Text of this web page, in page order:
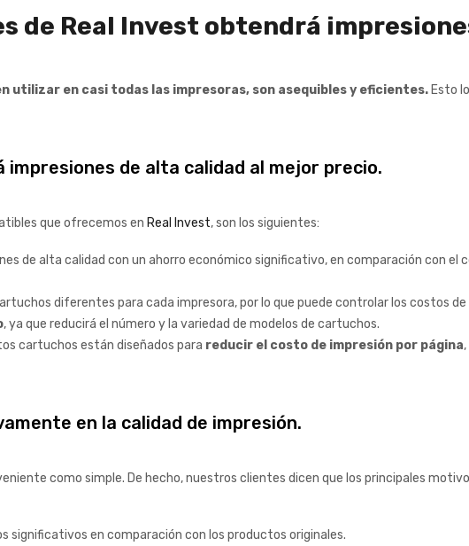
de Real Invest obtendrá
utilizar en casi todas las impresoras, son asequibles y eficientes. Esto
de alta calidad al mejor precio.
que ofrecemos en Real Invest, son los siguientes:
de alta calidad con un ahorro económico significativo, en comparación con el
diferentes para cada impresora, por lo que puede controlar los costos
, ya que reducirá el número y la variedad de modelos de cartuchos.
cartuchos están diseñados para reducir el costo de impresión por página
en la calidad de impresión.
como simple. De hecho, nuestros clientes dicen que los principales
significativos en comparación con los productos originales.